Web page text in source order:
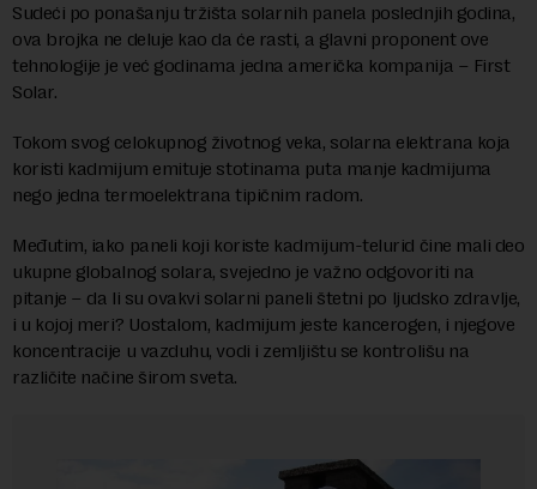
Sudeći po ponašanju tržišta solarnih panela poslednjih godina,
ova brojka ne deluje kao da će rasti, a glavni proponent ove
tehnologije je već godinama jedna američka kompanija – First
Solar.
Tokom svog celokupnog životnog veka, solarna elektrana koja
koristi kadmijum emituje stotinama puta manje kadmijuma
nego jedna termoelektrana tipičnim radom.
Međutim, iako paneli koji koriste kadmijum-telurid čine mali deo
ukupne globalnog solara, svejedno je važno odgovoriti na
pitanje – da li su ovakvi solarni paneli štetni po ljudsko zdravlje,
i u kojoj meri? Uostalom, kadmijum jeste kancerogen, i njegove
koncentracije u vazduhu, vodi i zemljištu se kontrolišu na
različite načine širom sveta.